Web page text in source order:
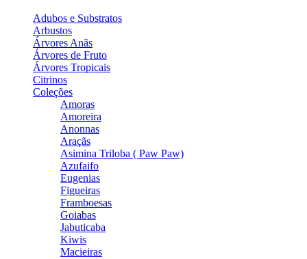
Adubos e Substratos
Arbustos
Árvores Anãs
Árvores de Fruto
Árvores Tropicais
Citrinos
Coleções
Amoras
Amoreira
Anonnas
Araçãs
Asimina Triloba ( Paw Paw)
Azufaifo
Eugenias
Figueiras
Framboesas
Goiabas
Jabuticaba
Kiwis
Macieiras